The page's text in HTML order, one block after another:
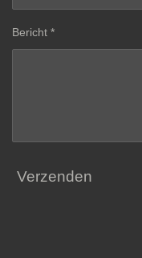
Bericht *
Verzenden